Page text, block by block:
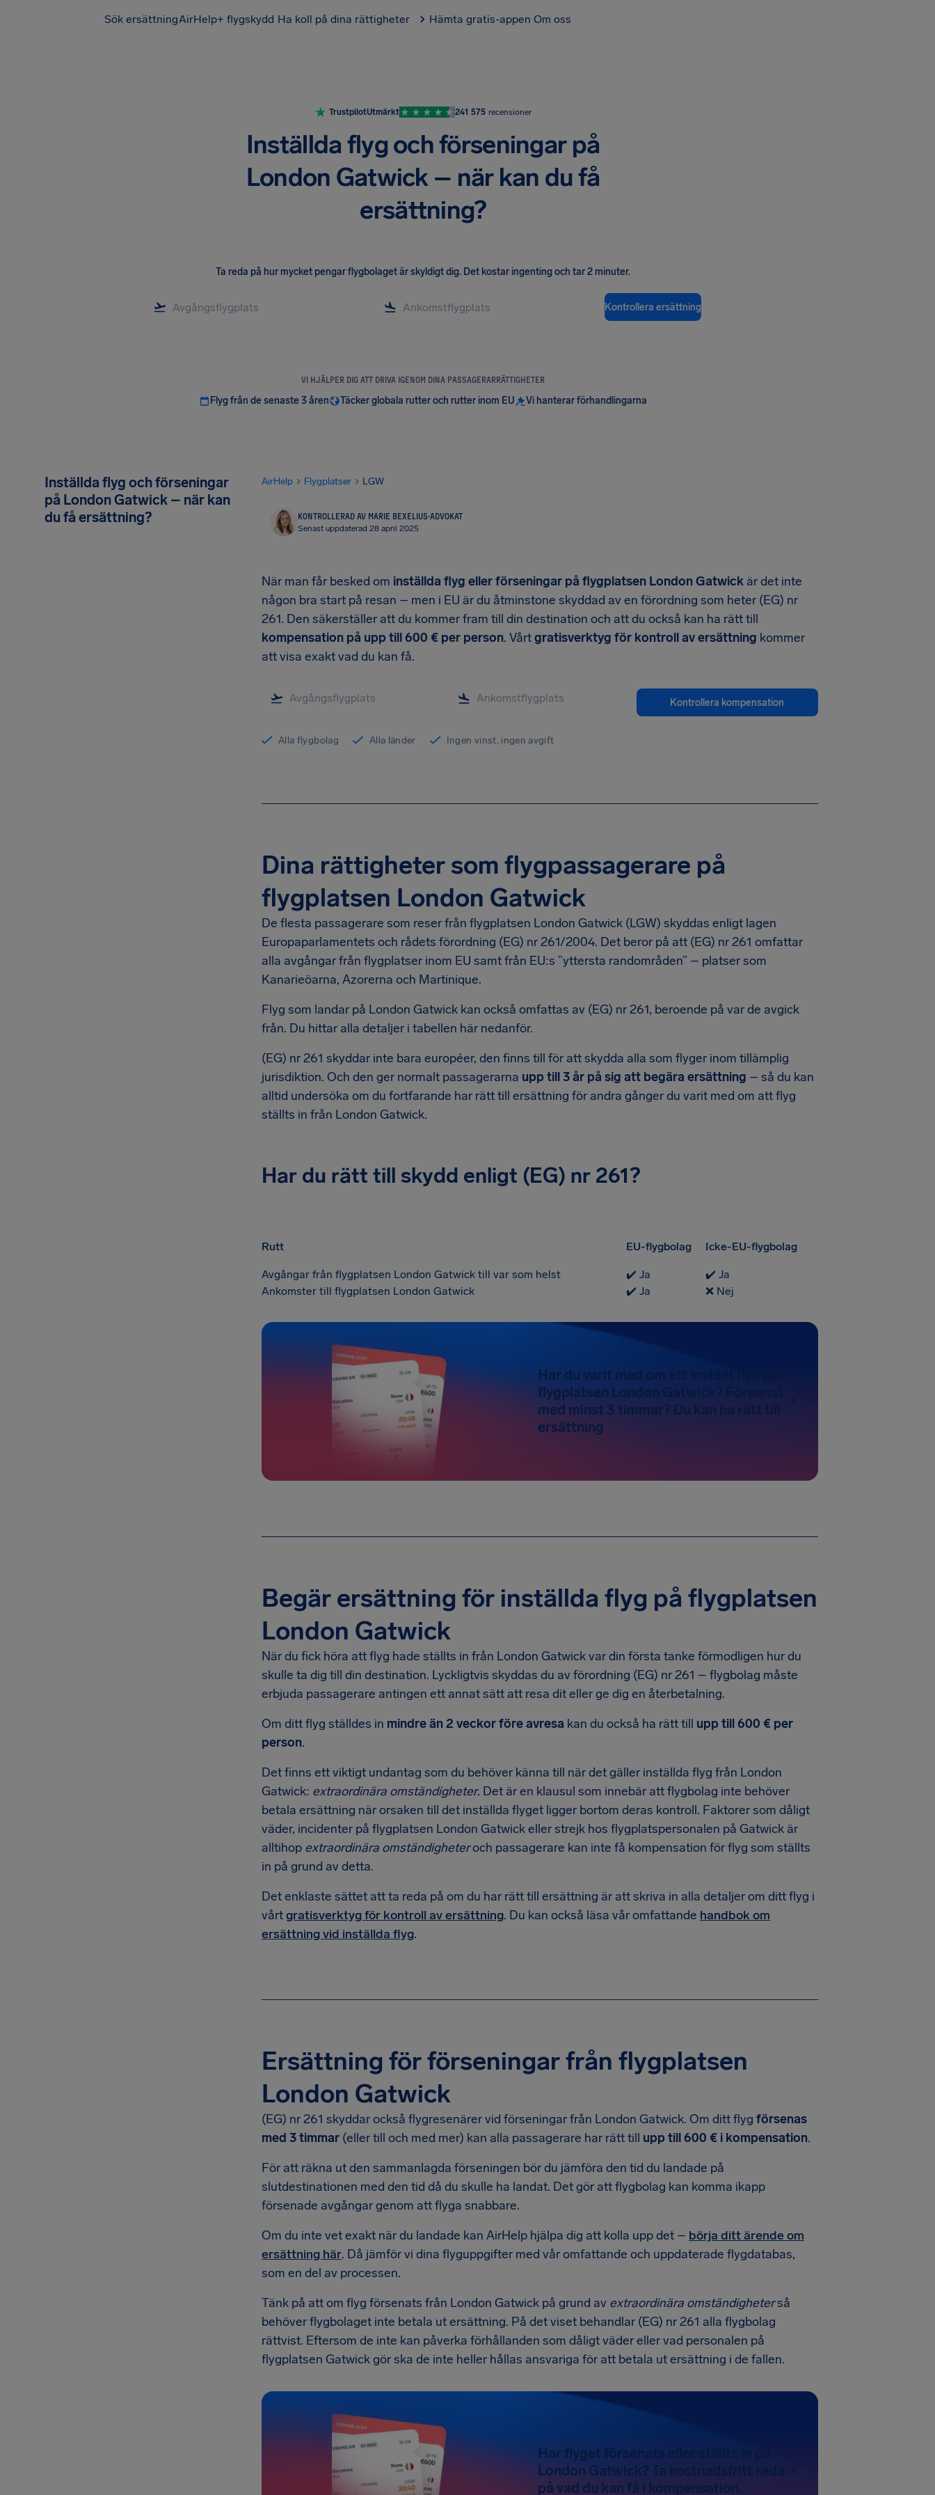
Sök ersättningAirHelp+ flygskydd Ha koll på dina rättigheter Hämta gratis-appen Om oss
TrustpilotUtmärkt 241 575 recensioner
Inställda flyg och förseningar på
London Gatwick – när kan du få
ersättning?
Ta reda på hur mycket pengar flygbolaget är skyldigt dig. Det kostar ingenting och tar 2 minuter.
Kontrollera ersättning
VI HJÄLPER DIG ATT DRIVA IGENOM DINA PASSAGERARRÄTTIGHETER
Flyg från de senaste 3 åren Täcker globala rutter och rutter inom EU Vi hanterar förhandlingarna
Inställda flyg och förseningar
på London Gatwick – när kan
du få ersättning?
AirHelp Flygplatser LGW
KONTROLLERAD AV MARIE BEXELIUS·ADVOKAT
Senast uppdaterad 28 april 2025
När man får besked om inställda flyg eller förseningar på flygplatsen London Gatwick är det inte
någon bra start på resan – men i EU är du åtminstone skyddad av en förordning som heter (EG) nr
261. Den säkerställer att du kommer fram till din destination och att du också kan ha rätt till
kompensation på upp till 600 € per person. Vårtgratisverktyg för kontroll av ersättning kommer
att visa exakt vad du kan få.
Kontrollera kompensation
Alla flygbolag Alla länder Ingen vinst, ingen avgift
Dina rättigheter som flygpassagerare på
flygplatsen London Gatwick
De flesta passagerare som reser från flygplatsen London Gatwick (LGW) skyddas enligt lagen
Europaparlamentets och rådets förordning (EG) nr 261/2004. Det beror på att (EG) nr 261 omfattar
alla avgångar från flygplatser inom EU samt från EU:s ”yttersta randområden” – platser som
Kanarieöarna, Azorerna och Martinique.
Flyg som landar på London Gatwick kan också omfattas av (EG) nr 261, beroende på var de avgick
från. Du hittar alla detaljer i tabellen här nedanför.
(EG) nr 261 skyddar inte bara européer, den finns till för att skydda alla som flyger inom tillämplig
jurisdiktion. Och den ger normalt passagerarna upp till 3 år på sig att begära ersättning – så du kan
alltid undersöka om du fortfarande har rätt till ersättning för andra gånger du varit med om att flyg
ställts in från London Gatwick.
Har du rätt till skydd enligt (EG) nr 261?
Rutt EU-flygbolag Icke-EU-flygbolag
Avgångar från flygplatsen London Gatwick till var som helst ✔️ Ja
✔️ Ja
Ankomster till flygplatsen London Gatwick
✔️ Ja ❌ Nej
Har du varit med om ett inställt flyg på
flygplatsen London Gatwick? Försenat
med minst 3 timmar? Du kan ha rätt till
ersättning
Begär ersättning för inställda flyg på flygplatsen
London Gatwick
När du fick höra att flyg hade ställts in från London Gatwick var din första tanke förmodligen hur du
skulle ta dig till din destination. Lyckligtvis skyddas du av förordning (EG) nr 261 – flygbolag måste
erbjuda passagerare antingen ett annat sätt att resa dit eller ge dig en återbetalning.
Om ditt flyg ställdes in mindre än 2 veckor före avresa kan du också ha rätt till upp till 600 € per
person.
Det finns ett viktigt undantag som du behöver känna till när det gäller inställda flyg från London
Gatwick: extraordinära omständigheter. Det är en klausul som innebär att flygbolag inte behöver
betala ersättning när orsaken till det inställda flyget ligger bortom deras kontroll. Faktorer som dåligt
väder, incidenter på flygplatsen London Gatwick eller strejk hos flygplatspersonalen på Gatwick är
alltihop extraordinära omständigheteroch passagerare kan inte få kompensation för flyg som ställts
in på grund av detta.
Det enklaste sättet att ta reda på om du har rätt till ersättning är att skriva in alla detaljer om ditt flyg i
vårtgratisverktyg för kontroll av ersättning. Du kan också läsa vår omfattande handbok om
ersättning vid inställda flyg.
Ersättning för förseningar från flygplatsen
London Gatwick
(EG) nr 261 skyddar också flygresenärer vid förseningar från London Gatwick. Om ditt flyg försenas
med 3 timmar (eller till och med mer) kan alla passagerare har rätt till upp till 600 € i kompensation.
För att räkna ut den sammanlagda förseningen bör du jämföra den tid du landade på
slutdestinationen med den tid då du skulle ha landat. Det gör att flygbolag kan komma ikapp
försenade avgångar genom att flyga snabbare.
Om du inte vet exakt när du landade kan AirHelp hjälpa dig att kolla upp det – börja ditt ärende om
ersättning här. Då jämför vi dina flyguppgifter med vår omfattande och uppdaterade flygdatabas,
som en del av processen.
Tänk på att om flyg försenats från London Gatwick på grund av extraordinära omständigheterså
behöver flygbolaget inte betala ut ersättning. På det viset behandlar (EG) nr 261 alla flygbolag
rättvist. Eftersom de inte kan påverka förhållanden som dåligt väder eller vad personalen på
flygplatsen Gatwick gör ska de inte heller hållas ansvariga för att betala ut ersättning i de fallen.
Har flyget försenats eller ställts in på
London Gatwick? Ta kostnadsfritt reda
på vad du kan få i kompensation.